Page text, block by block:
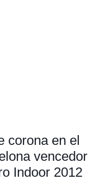
corona en el
vencedor
Indoor 2012